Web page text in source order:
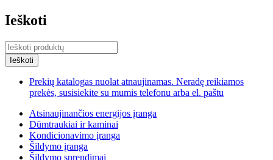
Ieškoti
Prekių katalogas nuolat atnaujinamas. Neradę reikiamos
prekės, susisiekite su mumis telefonu arba el. paštu
Atsinaujinančios energijos įranga
Dūmtraukiai ir kaminai
Kondicionavimo įranga
Šildymo įranga
Šildymo sprendimai